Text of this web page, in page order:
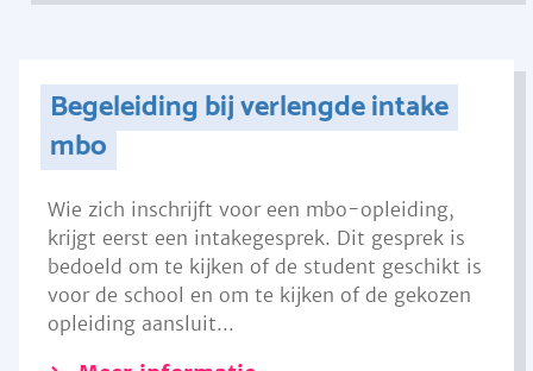
Begeleiding bij verlengde intake
mbo
Wie zich inschrijft voor een mbo-opleiding,
krijgt eerst een intakegesprek. Dit gesprek is
bedoeld om te kijken of de student geschikt is
voor de school en om te kijken of de gekozen
opleiding aansluit...